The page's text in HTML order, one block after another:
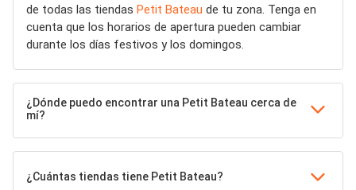
de todas las tiendas Petit Bateau de tu zona. Tenga en
cuenta que los horarios de apertura pueden cambiar
durante los días festivos y los domingos.
¿Dónde puedo encontrar una Petit Bateau cerca de
mí?
¿Cuántas tiendas tiene Petit Bateau?